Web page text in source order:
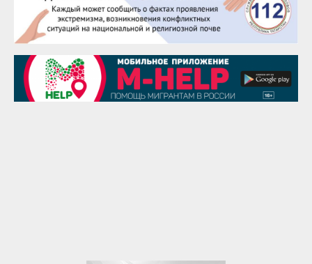
Чингиз Мустафаев
29 августа
Надежда Рослова
1 сентября
Гали Хасанов